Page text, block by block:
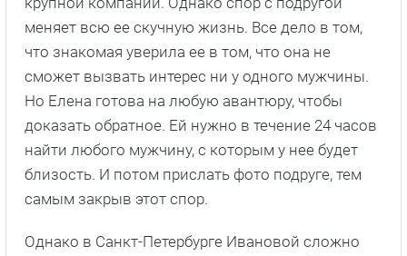
меняет всю ее скучную жизнь. Все дело в том,
что знакомая уверила ее в том, что она не
сможет вызвать интерес ни у одного мужчины.
Но Елена готова на любую авантюру, чтобы
доказать обратное. Ей нужно в течение 24 часов
найти любого мужчину, с которым у нее будет
близость. И потом прислать фото подруге, тем
самым закрыв этот спор.
Однако в Санкт-Петербурге Ивановой сложно